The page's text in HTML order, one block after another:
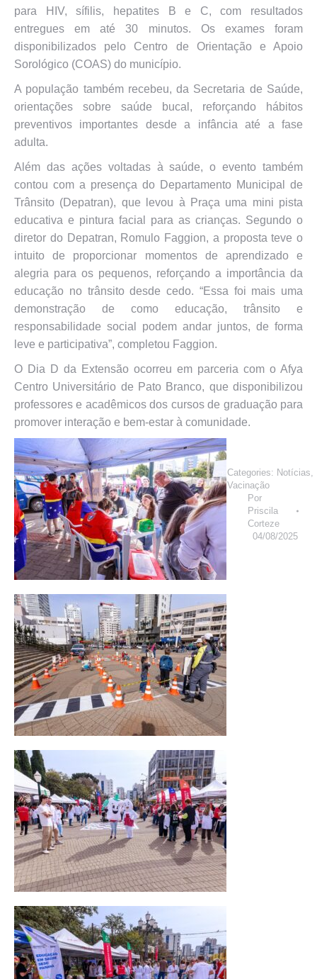
para HIV, sífilis, hepatites B e C, com resultados
entregues em até 30 minutos. Os exames foram
disponibilizados pelo Centro de Orientação e Apoio
Sorológico (COAS) do município.
A população também recebeu, da Secretaria de Saúde,
orientações sobre saúde bucal, reforçando hábitos
preventivos importantes desde a infância até a fase
adulta.
Além das ações voltadas à saúde, o evento também
contou com a presença do Departamento Municipal de
Trânsito (Depatran), que levou à Praça uma mini pista
educativa e pintura facial para as crianças. Segundo o
diretor do Depatran, Romulo Faggion, a proposta teve o
intuito de proporcionar momentos de aprendizado e
alegria para os pequenos, reforçando a importância da
educação no trânsito desde cedo. “Essa foi mais uma
demonstração de como educação, trânsito e
responsabilidade social podem andar juntos, de forma
leve e participativa”, completou Faggion.
O Dia D da Extensão ocorreu em parceria com o Afya
Centro Universitário de Pato Branco, que disponibilizou
professores e acadêmicos dos cursos de graduação para
promover interação e bem-estar à comunidade.
Categories: Notícias,
Vacinação
Por
Priscila
Corteze
04/08/2025